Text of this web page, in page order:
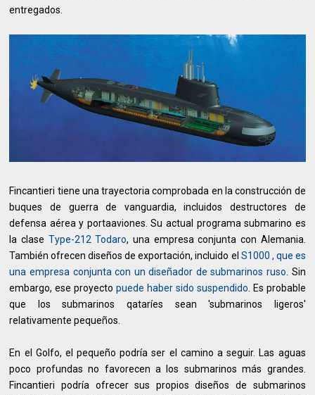
entregados.
Fincantieri tiene una trayectoria comprobada en la construcción de
buques de guerra de vanguardia, incluidos destructores de
defensa aérea y portaaviones. Su actual programa submarino es
la clase Type-212 Todaro, una empresa conjunta con Alemania.
También ofrecen diseños de exportación, incluido el S1000 , que es
una empresa conjunta con un diseñador de submarinos ruso. Sin
embargo, ese proyecto puede haber sido suspendido. Es probable
que los submarinos qataríes sean 'submarinos ligeros'
relativamente pequeños.
En el Golfo, el pequeño podría ser el camino a seguir. Las aguas
poco profundas no favorecen a los submarinos más grandes.
Fincantieri podría ofrecer sus propios diseños de submarinos